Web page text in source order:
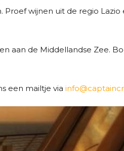
wijnen uit de regio Lazio
aan de Middellandse Zee.
een mailtje via